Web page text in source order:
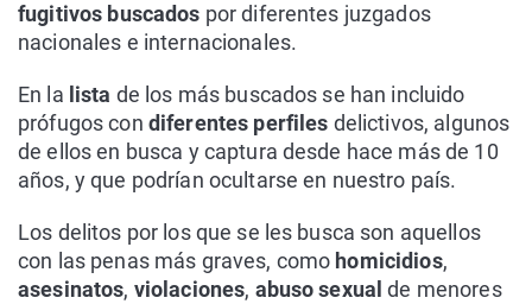
fugitivos buscados por diferentes juzgados
nacionales e internacionales.
En la lista de los más buscados se han incluido
prófugos con diferentes perfiles delictivos, algunos
de ellos en busca y captura desde hace más de 10
años, y que podrían ocultarse en nuestro país.
Los delitos por los que se les busca son aquellos
con las penas más graves, como homicidios,
asesinatos, violaciones, abuso sexual de menores